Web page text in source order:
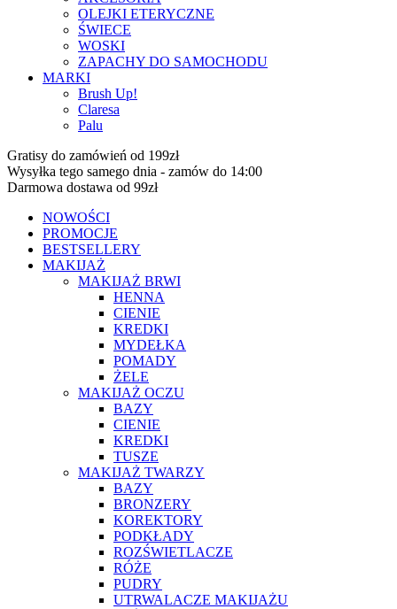
OLEJKI ETERYCZNE
ŚWIECE
WOSKI
ZAPACHY DO SAMOCHODU
MARKI
Brush Up!
Claresa
Palu
Gratisy do zamówień od 199zł
Wysyłka tego samego dnia - zamów do 14:00
Darmowa dostawa od 99zł
NOWOŚCI
PROMOCJE
BESTSELLERY
MAKIJAŻ
MAKIJAŻ BRWI
HENNA
CIENIE
KREDKI
MYDEŁKA
POMADY
ŻELE
MAKIJAŻ OCZU
BAZY
CIENIE
KREDKI
TUSZE
MAKIJAŻ TWARZY
BAZY
BRONZERY
KOREKTORY
PODKŁADY
ROZŚWIETLACZE
RÓŻE
PUDRY
UTRWALACZE MAKIJAŻU